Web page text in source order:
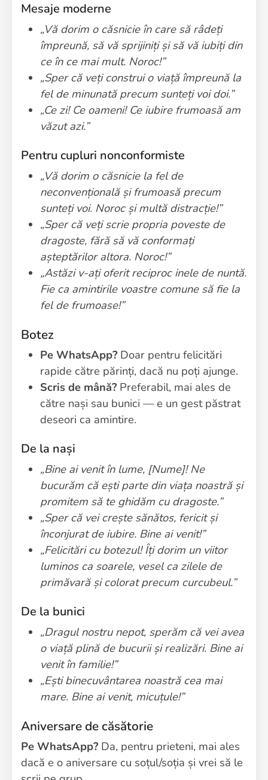
Mesaje moderne
„Vă dorim o căsnicie în care să râdeți
împreună, să vă sprijiniți și să vă iubiți din
ce în ce mai mult. Noroc!”
„Sper că veți construi o viață împreună la
fel de minunată precum sunteți voi doi.”
„Ce zi! Ce oameni! Ce iubire frumoasă am
văzut azi.”
Pentru cupluri nonconformiste
„Vă dorim o căsnicie la fel de
neconvențională și frumoasă precum
sunteți voi. Noroc și multă distracție!”
„Sper că veți scrie propria poveste de
dragoste, fără să vă conformați
așteptărilor altora. Noroc!”
„Astăzi v-ați oferit reciproc inele de nuntă.
Fie ca amintirile voastre comune să fie la
fel de frumoase!”
Botez
Pe WhatsApp? Doar pentru felicitări
rapide către părinți, dacă nu poți ajunge.
Scris de mână? Preferabil, mai ales de
către nași sau bunici — e un gest păstrat
deseori ca amintire.
De la nași
„Bine ai venit în lume, [Nume]! Ne
bucurăm că ești parte din viața noastră și
promitem să te ghidăm cu dragoste.”
„Sper că vei crește sănătos, fericit și
înconjurat de iubire. Bine ai venit!”
„Felicitări cu botezul! Îți dorim un viitor
luminos ca soarele, vesel ca zilele de
primăvară și colorat precum curcubeul.”
De la bunici
„Dragul nostru nepot, sperăm că vei avea
o viață plină de bucurii și realizări. Bine ai
venit în familie!”
„Ești binecuvântarea noastră cea mai
mare. Bine ai venit, micuțule!”
Aniversare de căsătorie
Pe WhatsApp? Da, pentru prieteni, mai ales
dacă e o aniversare cu soțul/soția și vrei să le